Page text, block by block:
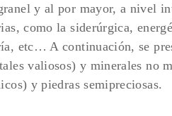
y al por mayor, a nivel
como la siderúrgica,
etc… A continuación, se
valiosos) y minerales no
y piedras semipreciosas.